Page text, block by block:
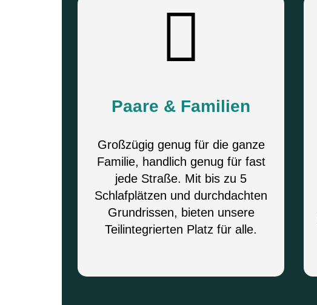
Paare & Familien
Großzügig genug für die ganze
Familie, handlich genug für fast
jede Straße. Mit bis zu 5
Schlafplätzen und durchdachten
Grundrissen, bieten unsere
Teilintegrierten Platz für alle.